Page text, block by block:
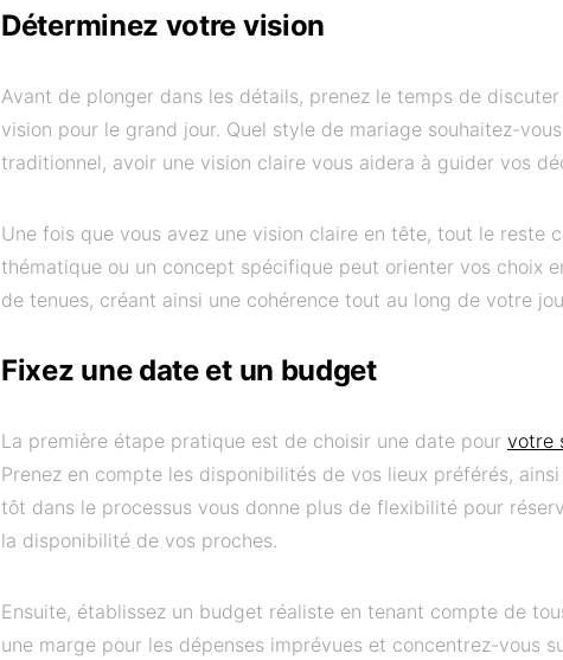
Déterminez votre vision
Avant de plonger dans les détails, prenez le temps de
vision pour le grand jour. Quel style de mariage souhaitez-
traditionnel, avoir une vision claire vous aidera à guider vos
Une fois que vous avez une vision claire en tête, tout le reste
thématique ou un concept spécifique peut orienter vos choix
de tenues, créant ainsi une cohérence tout au long de votre
Fixez une date et un budget
La première étape pratique est de choisir une date pour votre
Prenez en compte les disponibilités de vos lieux préférés,
tôt dans le processus vous donne plus de flexibilité pour
la disponibilité de vos proches.
Ensuite, établissez un budget réaliste en tenant compte de
une marge pour les dépenses imprévues et concentrez-vous